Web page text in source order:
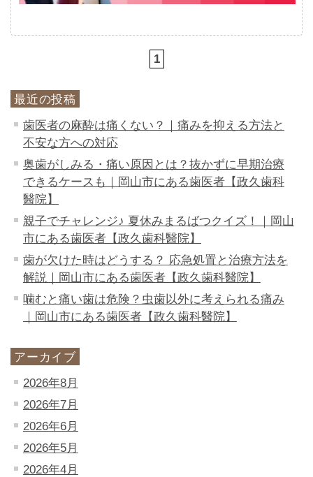
1
最近の投稿
歯医者の麻酔は痛くない？｜痛みを抑える方法と
不安な方への対応
奥歯がしみる・痛い原因とは？抜かずに早期治療
できるケースも｜岡山市にある歯医者【政久歯科
醫院】
親子でチャレンジ♪ 夏休みまるばつクイズ！｜岡山
市にある歯医者【政久歯科醫院】
歯が欠けた時はどうする？ 応急処置と治療方法を
解説｜岡山市にある歯医者【政久歯科醫院】
噛むと痛い歯は危険？虫歯以外に考えられる痛み
｜岡山市にある歯医者【政久歯科醫院】
アーカイブ
2026年8月
2026年7月
2026年6月
2026年5月
2026年4月